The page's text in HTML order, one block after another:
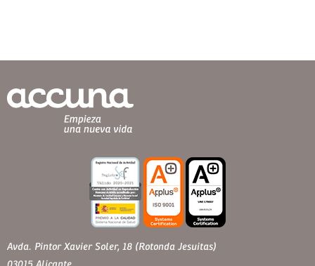
Avda. Pintor Xavier Soler, 18 (Rotonda Jesuitas)